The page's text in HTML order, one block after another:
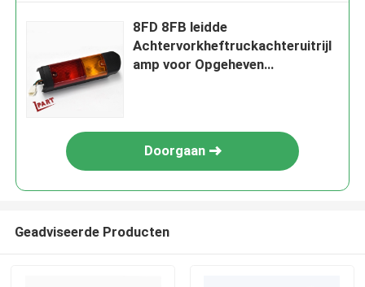
8FD 8FB leidde
Achtervorkheftruckachteruitrijl
amp voor Opgeheven
Doorgaan
Geadviseerde Producten